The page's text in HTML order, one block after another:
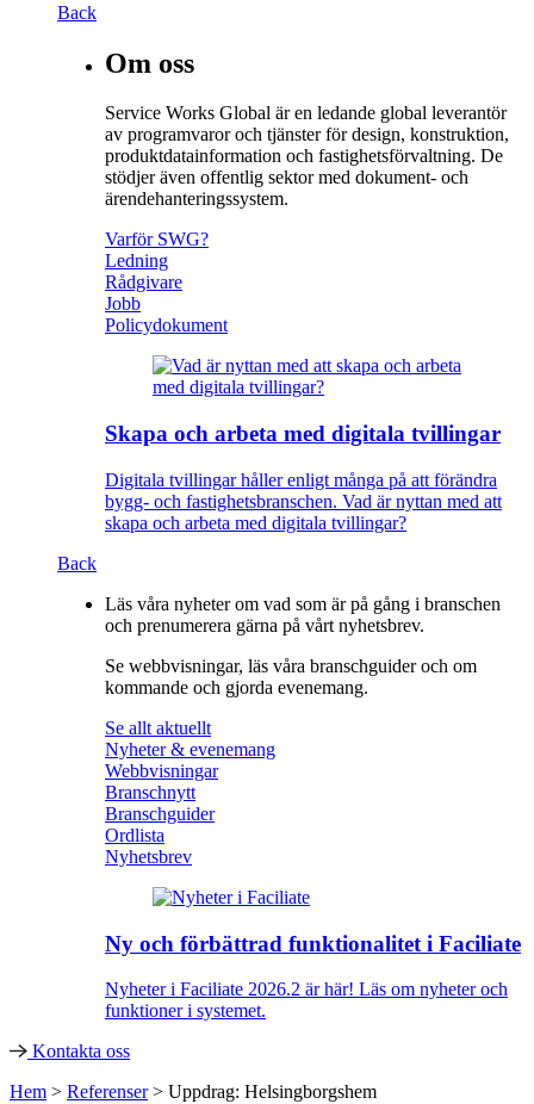
Back
Om oss
Service Works Global är en ledande global leverantör
av programvaror och tjänster för design, konstruktion,
produktdatainformation och fastighetsförvaltning. De
stödjer även offentlig sektor med dokument- och
ärendehanteringssystem.
Varför SWG?
Ledning
Rådgivare
Jobb
Policydokument
Skapa och arbeta med digitala tvillingar
Digitala tvillingar håller enligt många på att förändra
bygg- och fastighetsbranschen. Vad är nyttan med att
skapa och arbeta med digitala tvillingar?
Back
Läs våra nyheter om vad som är på gång i branschen
och prenumerera gärna på vårt nyhetsbrev.
Se webbvisningar, läs våra branschguider och om
kommande och gjorda evenemang.
Se allt aktuellt
Nyheter & evenemang
Webbvisningar
Branschnytt
Branschguider
Ordlista
Nyhetsbrev
Ny och förbättrad funktionalitet i Faciliate
Nyheter i Faciliate 2026.2 är här! Läs om nyheter och
funktioner i systemet.
Kontakta oss
Hem > Referenser> Uppdrag: Helsingborgshem